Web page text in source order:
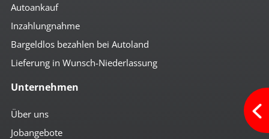
Autoankauf
Inzahlungnahme
Bargeldlos bezahlen bei Autoland
Lieferung in Wunsch-Niederlassung
Unternehmen
Über uns
Jobangebote